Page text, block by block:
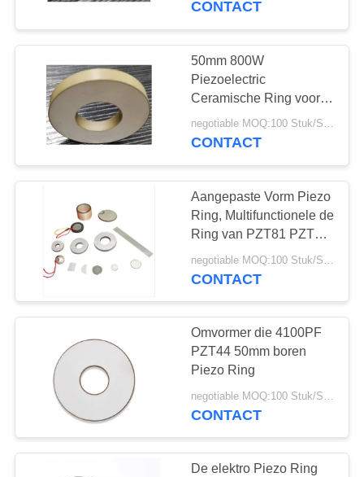
Piezoelectric
Keramiek
22
Ultrasone
Bellensensor
10
Ultrasone
Cavitatieomvormer
CONTACT
50mm 800W
Piezoelectric
Ceramische Ring voor
Ultrasone
Masker/Boringsmachine
negotiable MOQ:100 Stuk/Stukken
CONTACT
Aangepaste Vorm Piezo
Ring, Multifunctionele de
Ring van PZT81 PZT44
Piezoceramic
CONTACT
Omvormer die 4100PF
PZT44 50mm boren
Piezo Ring
negotiable MOQ:100 Stuk/Stukken
CONTACT
De elektro Piezo Ring